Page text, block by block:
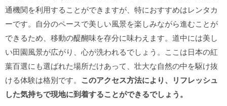
通機関を利用することができますが、特におすすめはレンタカ
ーです。自分のペースで美しい風景を楽しみながら進むことが
できるため、移動の醍醐味を存分に味わえます。道中には美し
い田園風景が広がり、心が洗われるでしょう。ここは日本の紅
葉百選にも選ばれた場所だけあって、壮大な自然の中を駆け抜
ける体験は格別です。 このアクセス方法により、リフレッシュ
した気持ちで現地に到着することができるでしょう。